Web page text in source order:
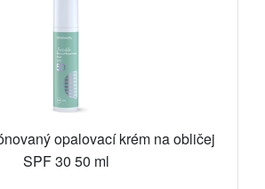
opalovací krém na obličej
SPF 30 50 ml